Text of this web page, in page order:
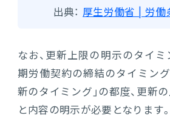
出典： 厚生労働省 | 労働
なお、更新上限の明示のタイミ
期労働契約の締結のタイミング
新のタイミング」の都度、更新
と内容の明示が必要となります。